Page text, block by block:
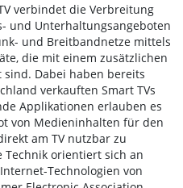
verbindet die Verbreitung
und Unterhaltungsangeboten
und Breitbandnetze mittels
die mit einem zusätzlichen
Dabei haben bereits
verkauften Smart TVs
Applikationen erlauben es
von Medieninhalten für den
am TV nutzbar zu
Technik orientiert sich an
Technologien von